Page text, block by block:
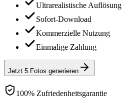
Ultrarealistische Auflösung
Sofort-Download
Kommerzielle Nutzung
Einmalige Zahlung
Jetzt 5 Fotos generieren
100% Zufriedenheitsgarantie